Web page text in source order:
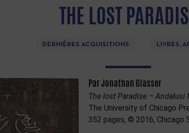
THE LOST
DERNIÈRES ACQUISITIONS LIVRES,
Par Jonathan Glasser
The lost Paradise –
The University of Chicago
352 pages, © 2016, Chicago